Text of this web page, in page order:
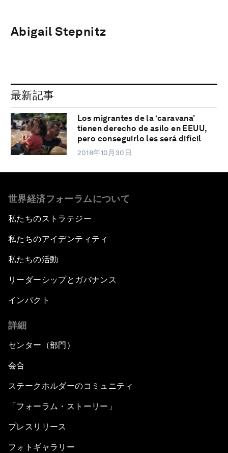
Abigail Stepnitz
最新記事
Los migrantes de la ‘caravana’
tienen derecho de asilo en EEUU,
pero conseguirlo les será difícil
2018年10月30日
世界経済フォーラムについて
私たちのストラテジー
私たちのアイデンティティ
私たちの活動
リーダーシップとガバナンス
インパクト
詳細
センター（部門）
会合
ステークホルダーのコミュニティ
「フォーラム・ストーリー」
プレスリリース
フォトギャラリー